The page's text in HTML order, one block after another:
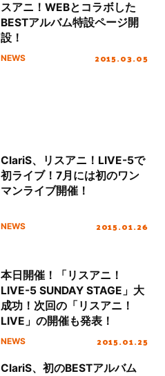
スアニ！WEBとコラボした
BESTアルバム特設ページ開
設！
NEWS 2015.03.05
ClariS、リスアニ！LIVE-5で
初ライブ！7月には初のワン
マンライブ開催！
NEWS 2015.01.26
本日開催！「リスアニ！
LIVE-5 SUNDAY STAGE」大
成功！次回の「リスアニ！
LIVE」の開催も発表！
NEWS 2015.01.25
ClariS、初のBESTアルバム